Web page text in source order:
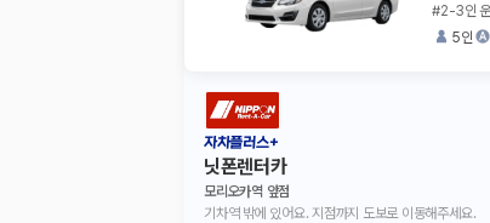
#2-3인 운
5인
자차플러스+
닛폰렌터카
모리오카역 앞점
기차역 밖에 있어요. 지점까지 도보로 이동해주세요.